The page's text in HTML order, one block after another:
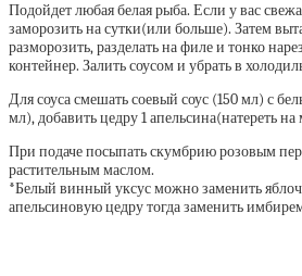
Подойдет любая белая рыба. Если у вас
заморозить на сутки(или больше). Затем
разморозить, разделать на филе и тонко
контейнер. Залить соусом и убрать в
Для соуса смешать соевый соус (150 мл) с
мл), добавить цедру 1 апельсина(натереть на
При подаче посыпать скумбрию розовым
растительным маслом.
*Белый винный уксус можно заменить
апельсиновую цедру тогда заменить